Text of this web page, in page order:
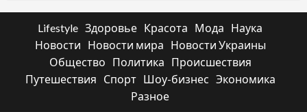
Lifestyle Здоровье Красота Мода
Наука
Новости
Новости мира
Новости Украины
Общество
Политика
Происшествия
Путешествия
Спорт Шоу-бизнес Экономика
Разное